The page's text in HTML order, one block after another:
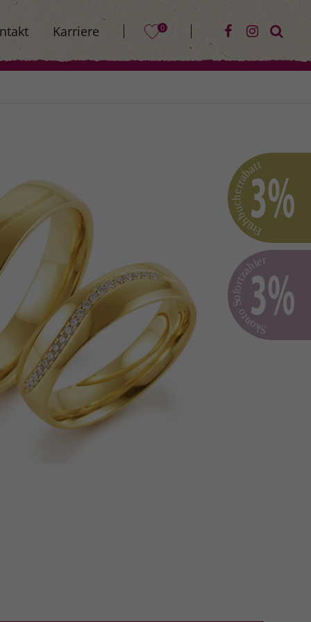
Karriere 0